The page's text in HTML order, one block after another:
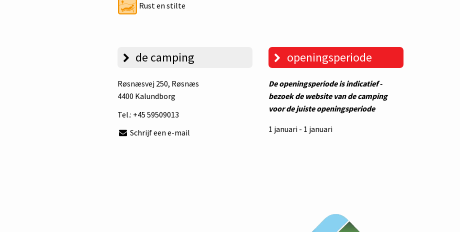
Rust en stilte
de camping
Røsnæsvej 250, Røsnæs
4400 Kalundborg
Tel.: +45 59509013
Schrijf een e-mail
openingsperiode
De openingsperiode is indicatief -
bezoek de website van de camping
voor de juiste openingsperiode
1 januari - 1 januari